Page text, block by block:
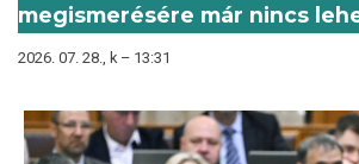
megismerésére már nincs
2026. 07. 28., k – 13:31